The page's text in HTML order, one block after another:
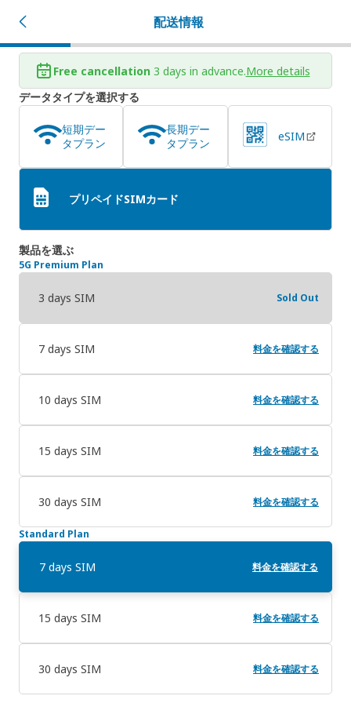
配送情報
Free cancellation 3 days in advance.More details
データタイプを選択する
短期デー
タプラン
長期デー
タプラン
eSIM
プリペイドSIMカード
製品を選ぶ
5G Premium Plan
3 days SIM Sold Out
7 days SIM 料金を確認する
10 days SIM 料金を確認する
15 days SIM 料金を確認する
30 days SIM 料金を確認する
Standard Plan
7 days SIM 料金を確認する
15 days SIM 料金を確認する
30 days SIM 料金を確認する